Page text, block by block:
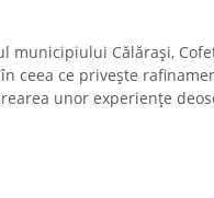
municipiului Călărași,
ceea ce privește
unor experiențe